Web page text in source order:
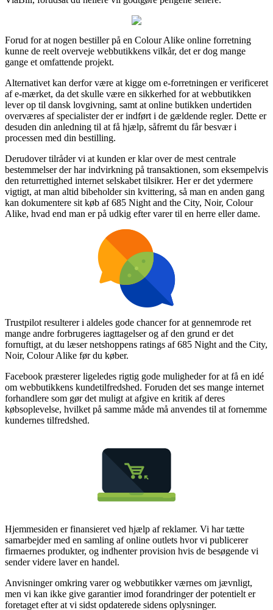
Forud for at nogen bestiller på en Colour Alike online forretning
kunne de reelt overveje webbutikkens vilkår, det er dog mange
gange et omfattende projekt.
Alternativet kan derfor være at kigge om e-forretningen er verificeret
af e-mærket, da det skulle være en sikkerhed for at webbutikken
lever op til dansk lovgivning, samt at online butikken undertiden
overværes af specialister der er indført i de gældende regler. Dette er
desuden din anledning til at få hjælp, såfremt du får besvær i
processen med din bestilling.
Derudover tilråder vi at kunden er klar over de mest centrale
bestemmelser der har indvirkning på transaktionen, som eksempelvis
den returrettighed internet selskabet tilsikrer. Her er det ydermere
vigtigt, at man altid bibeholder sin kvittering, så man en anden gang
kan dokumentere sit køb af 685 Night and the City, Noir, Colour
Alike, hvad end man er på udkig efter varer til en herre eller dame.
Trustpilot resulterer i aldeles gode chancer for at gennemrode ret
mange andre forbrugeres iagttagelser og af den grund er det
fornuftigt, at du læser netshoppens ratings af 685 Night and the City,
Noir, Colour Alike før du køber.
Facebook præsterer ligeledes rigtig gode muligheder for at få en idé
om webbutikkens kundetilfredshed. Foruden det ses mange internet
forhandlere som gør det muligt at afgive en kritik af deres
købsoplevelse, hvilket på samme måde må anvendes til at fornemme
kundernes tilfredshed.
Hjemmesiden er finansieret ved hjælp af reklamer. Vi har tætte
samarbejder med en samling af online outlets hvor vi publicerer
firmaernes produkter, og indhenter provision hvis de besøgende vi
sender videre laver en handel.
Anvisninger omkring varer og webbutikker værnes om jævnligt,
men vi kan ikke give garantier imod forandringer der potentielt er
foretaget efter at vi sidst opdaterede sidens oplysninger.